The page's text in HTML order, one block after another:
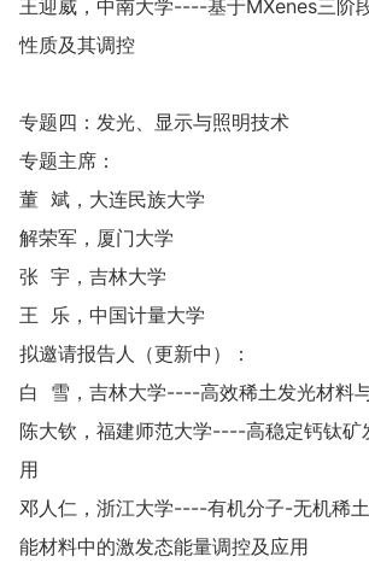
王迎威，中南大学----基于MXenes三阶
性质及其调控
专题四：发光、显示与照明技术
专题主席：
董 斌，大连民族大学
解荣军，厦门大学
张 宇，吉林大学
王 乐，中国计量大学
拟邀请报告人（更新中）：
白 雪，吉林大学----高效稀土发光材料
陈大钦，福建师范大学----高稳定钙钛矿
用
邓人仁，浙江大学----有机分子-无机稀
能材料中的激发态能量调控及应用